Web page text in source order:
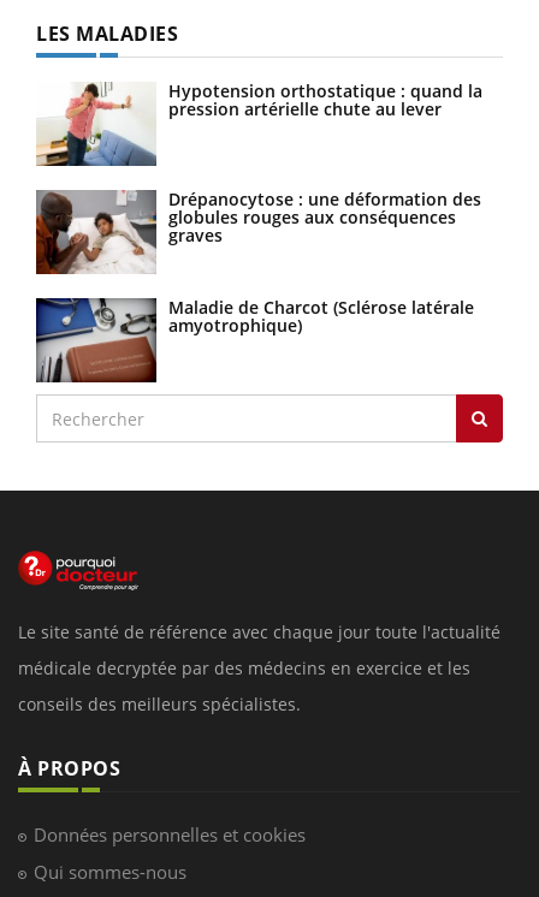
LES MALADIES
Hypotension orthostatique : quand la
pression artérielle chute au lever
Drépanocytose : une déformation des
globules rouges aux conséquences
graves
Maladie de Charcot (Sclérose latérale
amyotrophique)
Le site santé de référence avec chaque jour toute l'actualité
médicale decryptée par des médecins en exercice et les
conseils des meilleurs spécialistes.
À PROPOS
Données personnelles et cookies
Qui sommes-nous